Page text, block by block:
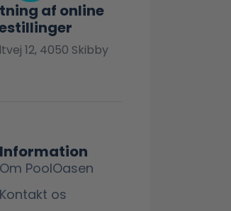
af online
12, 4050 Skibby
Information
Om PoolOasen
Kontakt os